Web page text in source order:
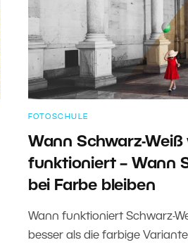
FOTOSCHULE
Wann Schwarz-Weiß
funktioniert – Wann
bei Farbe bleiben
Wann funktioniert Schwarz-
besser als die farbige